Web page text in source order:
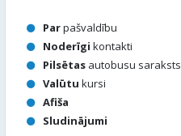
Parpašvaldību
Noderīgi kontakti
Pilsētas autobusu saraksts
Valūtu kursi
Afiša
Sludinājumi